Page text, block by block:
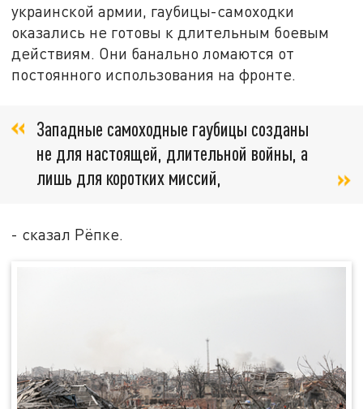
украинской армии, гаубицы-самоходки
оказались не готовы к длительным боевым
действиям. Они банально ломаются от
постоянного использования на фронте.
Западные самоходные гаубицы созданы
не для настоящей, длительной войны, а
лишь для коротких миссий,
- сказал Рёпке.